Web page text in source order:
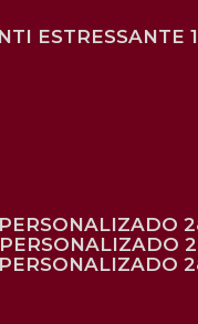
ESTRESSANTE
PERSONALIZADO
PERSONALIZADO
PERSONALIZADO